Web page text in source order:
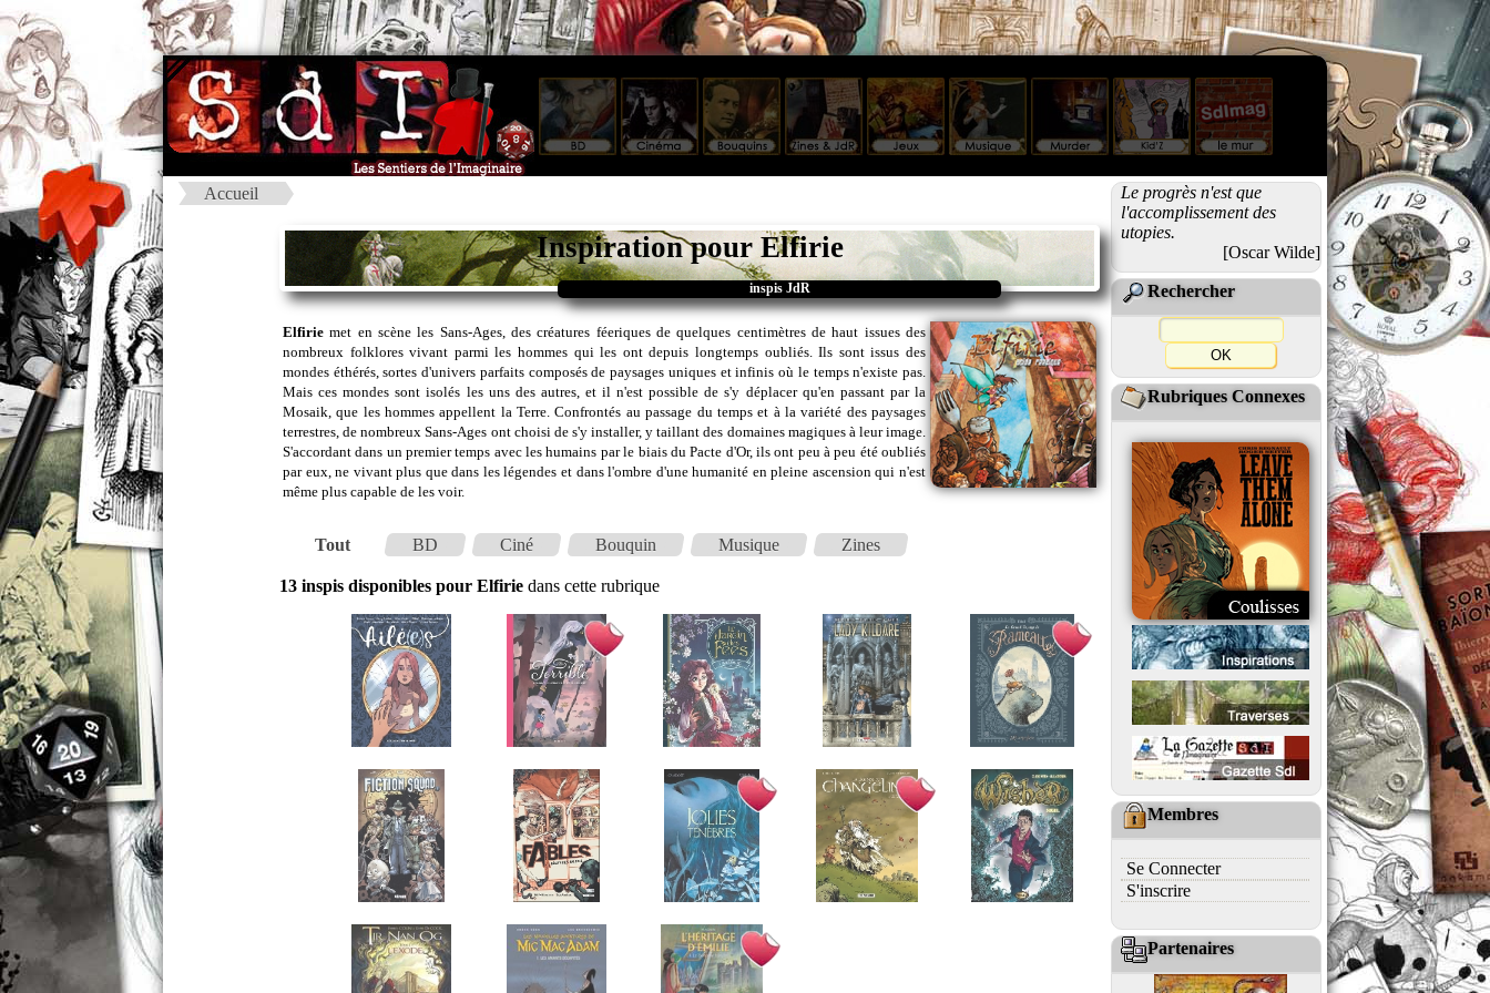
Accueil
Inspiration pour Elfirie
inspis JdR
Elfirie met en scène les Sans-Ages, des créatures féeriques de quelques centimètres de haut issues des
nombreux folklores vivant parmi les hommes qui les ont depuis longtemps oubliés. Ils sont issus des
mondes éthérés, sortes d'univers parfaits composés de paysages uniques et infinis où le temps n'existe pas.
Mais ces mondes sont isolés les uns des autres, et il n'est possible de s'y déplacer qu'en passant par la
Mosaik, que les hommes appellent la Terre. Confrontés au passage du temps et à la variété des paysages
terrestres, de nombreux Sans-Ages ont choisi de s'y installer, y taillant des domaines magiques à leur image.
S'accordant dans un premier temps avec les humains par le biais du Pacte d'Or, ils ont peu à peu été oubliés
par eux, ne vivant plus que dans les légendes et dans l'ombre d'une humanité en pleine ascension qui n'est
même plus capable de les voir.
Tout BD Ciné Bouquin Musique Zines
13 inspis disponibles pour Elfirie dans cette rubrique
Le progrès n'est que
l'accomplissement des
utopies.
[Oscar Wilde]
Rechercher
Rubriques Connexes
Membres
Se Connecter
S'inscrire
Partenaires